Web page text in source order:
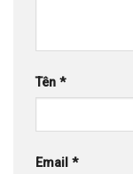
Tên *
Email *